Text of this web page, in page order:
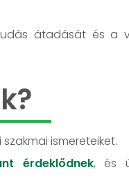
átadását és a
ismereteiket.
érdeklődnek, és